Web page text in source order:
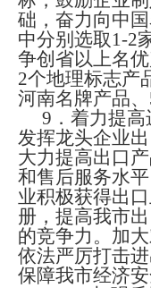
础，奋力向中
中分别选取 1-2
争创省以上名
2个地理标志产
河南名牌产品、
9 ．着力提
发挥龙头企业
大力提高出口
和售后服务水平
业积极获得出
册，提高我市
的竞争力。加
依法严厉打击
保障我市经济安